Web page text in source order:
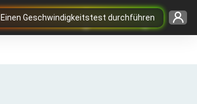
Einen Geschwindigkeitstest durchführen